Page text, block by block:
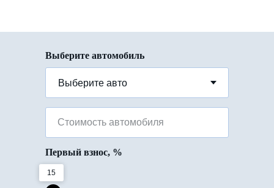
Выберите автомобиль
Стоимость автомобиля
Первый взнос, %
15